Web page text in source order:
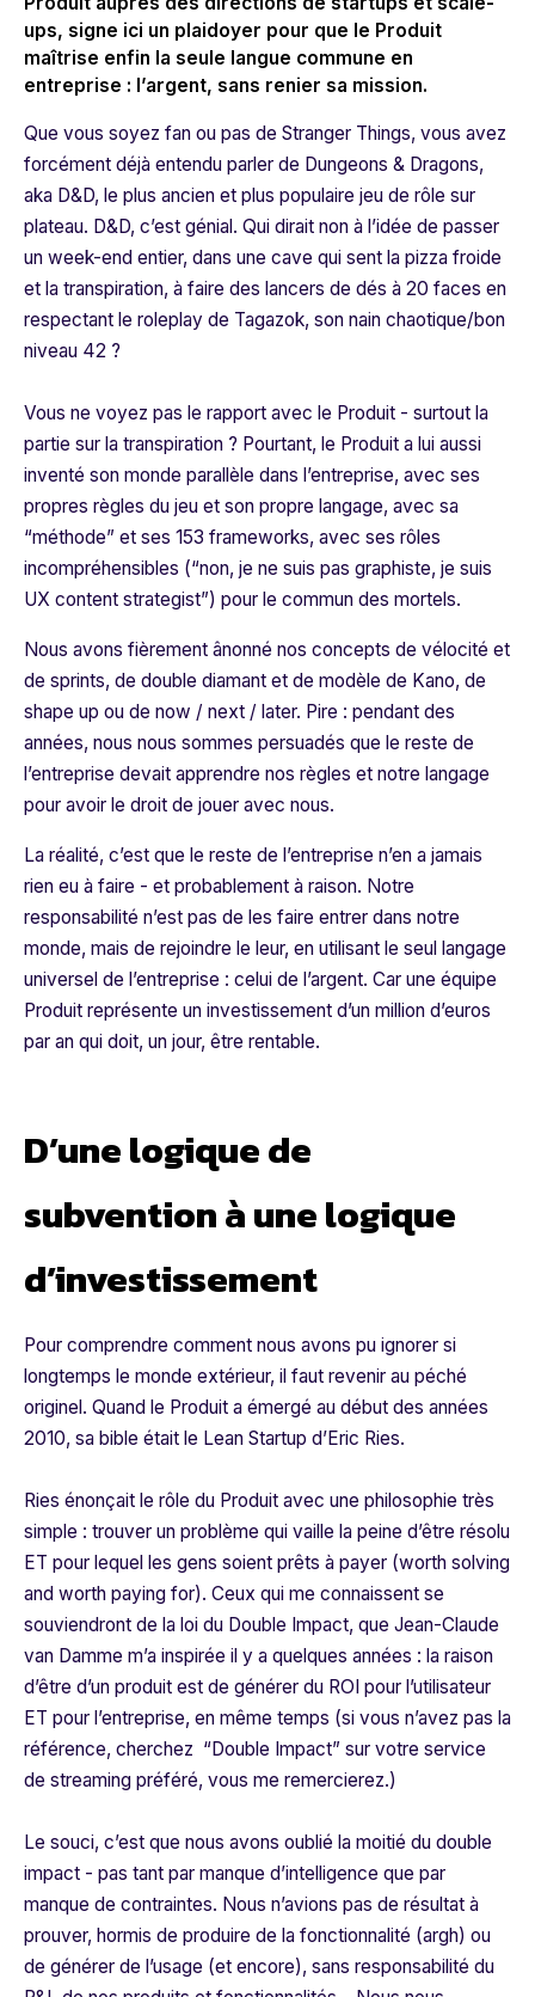
ups, signe ici un plaidoyer pour que le Produit
maîtrise enfin la seule langue commune en
entreprise : l’argent, sans renier sa mission.
Que vous soyez fan ou pas de Stranger Things, vous avez
forcément déjà entendu parler de Dungeons & Dragons,
aka D&D, le plus ancien et plus populaire jeu de rôle sur
plateau. D&D, c’est génial. Qui dirait non à l’idée de passer
un week-end entier, dans une cave qui sent la pizza froide
et la transpiration, à faire des lancers de dés à 20 faces en
respectant le roleplay de Tagazok, son nain chaotique/bon
niveau 42 ?
Vous ne voyez pas le rapport avec le Produit - surtout la
partie sur la transpiration ? Pourtant, le Produit a lui aussi
inventé son monde parallèle dans l’entreprise, avec ses
propres règles du jeu et son propre langage, avec sa
“méthode” et ses 153 frameworks, avec ses rôles
incompréhensibles (“non, je ne suis pas graphiste, je suis
UX content strategist”) pour le commun des mortels.
Nous avons fièrement ânonné nos concepts de vélocité et
de sprints, de double diamant et de modèle de Kano, de
shape up ou de now / next / later. Pire : pendant des
années, nous nous sommes persuadés que le reste de
l’entreprise devait apprendre nos règles et notre langage
pour avoir le droit de jouer avec nous.
La réalité, c’est que le reste de l’entreprise n’en a jamais
rien eu à faire - et probablement à raison. Notre
responsabilité n’est pas de les faire entrer dans notre
monde, mais de rejoindre le leur, en utilisant le seul langage
universel de l’entreprise : celui de l’argent. Car une équipe
Produit représente un investissement d’un million d’euros
par an qui doit, un jour, être rentable.
D’une logique de
subvention à une logique
d’investissement
Pour comprendre comment nous avons pu ignorer si
longtemps le monde extérieur, il faut revenir au péché
originel. Quand le Produit a émergé au début des années
2010, sa bible était le Lean Startup d’Eric Ries.
Ries énonçait le rôle du Produit avec une philosophie très
simple : trouver un problème qui vaille la peine d’être résolu
ET pour lequel les gens soient prêts à payer (worth solving
and worth paying for). Ceux qui me connaissent se
souviendront de la loi du Double Impact, que Jean-Claude
van Damme m’a inspirée il y a quelques années : la raison
d’être d’un produit est de générer du ROI pour l’utilisateur
ET pour l’entreprise, en même temps (si vous n’avez pas la
référence, cherchez “Double Impact” sur votre service
de streaming préféré, vous me remercierez.)
Le souci, c’est que nous avons oublié la moitié du double
impact - pas tant par manque d’intelligence que par
manque de contraintes. Nous n’avions pas de résultat à
prouver, hormis de produire de la fonctionnalité (argh) ou
de générer de l’usage (et encore), sans responsabilité du